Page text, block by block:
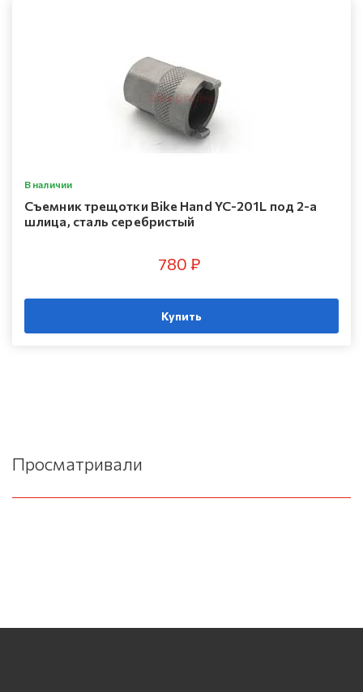
В наличии
Съемник трещотки Bike Hand YC-201L под 2-а
шлица, сталь серебристый
780 ₽
Купить
Просматривали